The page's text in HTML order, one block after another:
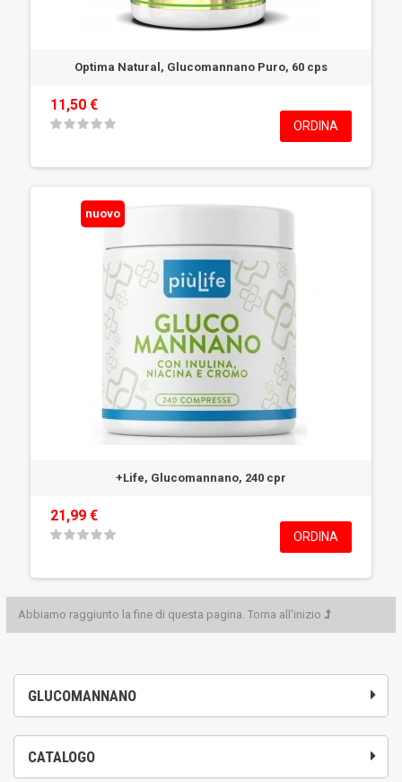
GLUCOMANNANO
CATALOGO
Optima Natural, Glucomannano Puro, 60 cps
11,50 €
ORDINA
nuovo
+Life, Glucomannano, 240 cpr
21,99 €
ORDINA
Abbiamo raggiunto la fine di questa pagina. Torna all'inizio